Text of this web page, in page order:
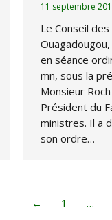
11 septembre
Le Conseil
en séance
mn, sous la
Monsieur
Président du
ministres. Il a
son ordre…
← 1 …